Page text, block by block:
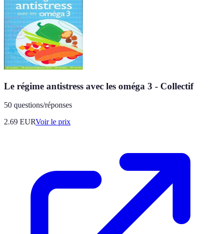
Le régime antistress avec les oméga 3 - Collectif
50 questions/réponses
2.69 EURVoir le prix